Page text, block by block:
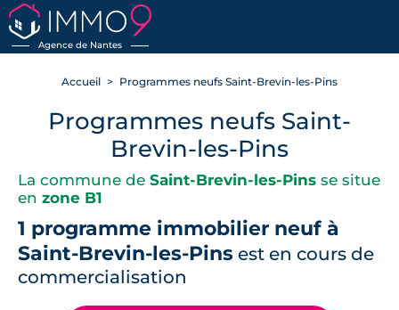
Agence de Nantes
RETOUR
Accueil Programmes neufs Saint-Brevin-les-Pins
Programmes neufs Saint-
Brevin-les-Pins
La commune de Saint-Brevin-les-Pins se situe
en zone B1
1 programme immobilier neuf à
Saint-Brevin-les-Pins est en cours de
commercialisation